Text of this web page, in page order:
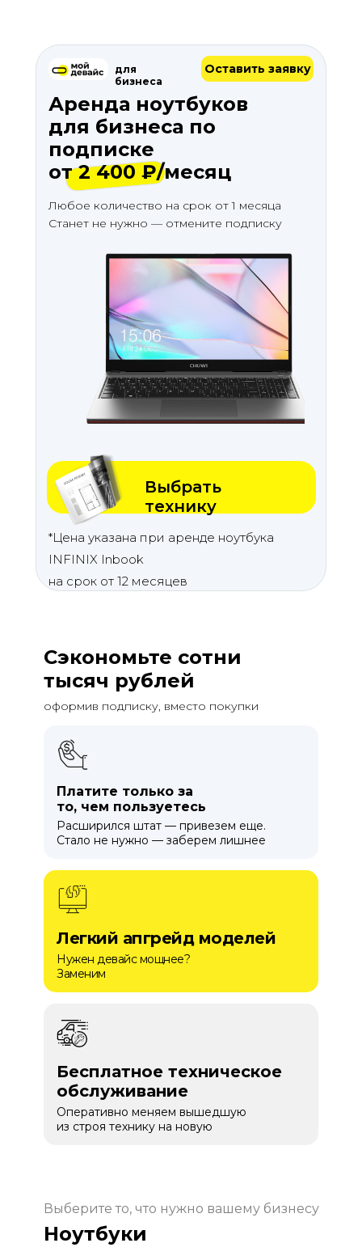
для
бизнеса
*Цена указана при аренде ноутбука
INFINIX Inbook
на срок от 12 месяцев
Выбрать
технику
Любое количество на срок от 1 месяца
Станет не нужно — отмените подписку
Аренда ноутбуков
для бизнеса по
подписке
от 2 400 ₽/месяц
Оставить заявку
Бесплатное техническое
обслуживание
Оперативно меняем вышедшую
из строя технику на новую
Легкий апгрейд моделей
Нужен девайс мощнее?
Заменим
Платите только за
то, чем пользуетесь
Расширился штат — привезем еще.
Стало не нужно — заберем лишнее
оформив подписку, вместо покупки
Сэкономьте сотни
тысяч рублей
Ноутбуки
Выберите то, что нужно вашему бизнесу